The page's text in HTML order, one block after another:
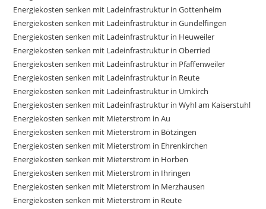
Energiekosten senken mit Ladeinfrastruktur in Gottenheim
Energiekosten senken mit Ladeinfrastruktur in Gundelfingen
Energiekosten senken mit Ladeinfrastruktur in Heuweiler
Energiekosten senken mit Ladeinfrastruktur in Oberried
Energiekosten senken mit Ladeinfrastruktur in Pfaffenweiler
Energiekosten senken mit Ladeinfrastruktur in Reute
Energiekosten senken mit Ladeinfrastruktur in Umkirch
Energiekosten senken mit Ladeinfrastruktur in Wyhl am Kaiserstuhl
Energiekosten senken mit Mieterstrom in Au
Energiekosten senken mit Mieterstrom in Bötzingen
Energiekosten senken mit Mieterstrom in Ehrenkirchen
Energiekosten senken mit Mieterstrom in Horben
Energiekosten senken mit Mieterstrom in Ihringen
Energiekosten senken mit Mieterstrom in Merzhausen
Energiekosten senken mit Mieterstrom in Reute